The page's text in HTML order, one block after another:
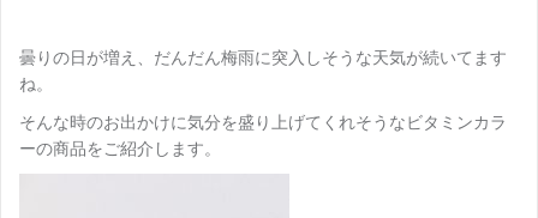
曇りの日が増え、だんだん梅雨に突入しそうな天気が続いてます
ね。
そんな時のお出かけに気分を盛り上げてくれそうなビタミンカラ
ーの商品をご紹介します。